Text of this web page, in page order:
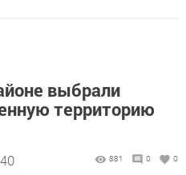
выбрали
территорию
881 0 0